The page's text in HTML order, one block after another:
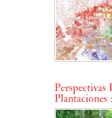
Perspectivas
Plantaciones